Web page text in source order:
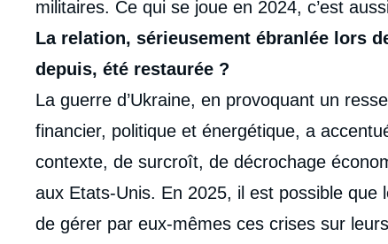
militaires. Ce qui se joue en 2024, c’est
La relation, sérieusement ébranlée lors
depuis, été restaurée ?
La guerre d’Ukraine, en provoquant un
financier, politique et énergétique, a
contexte, de surcroît, de décrochage
aux Etats-Unis. En 2025, il est possible
de gérer par eux-mêmes ces crises sur